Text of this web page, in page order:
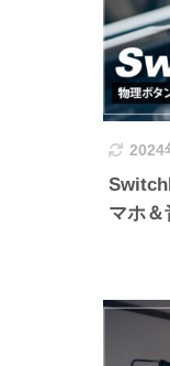
2024
マホ＆